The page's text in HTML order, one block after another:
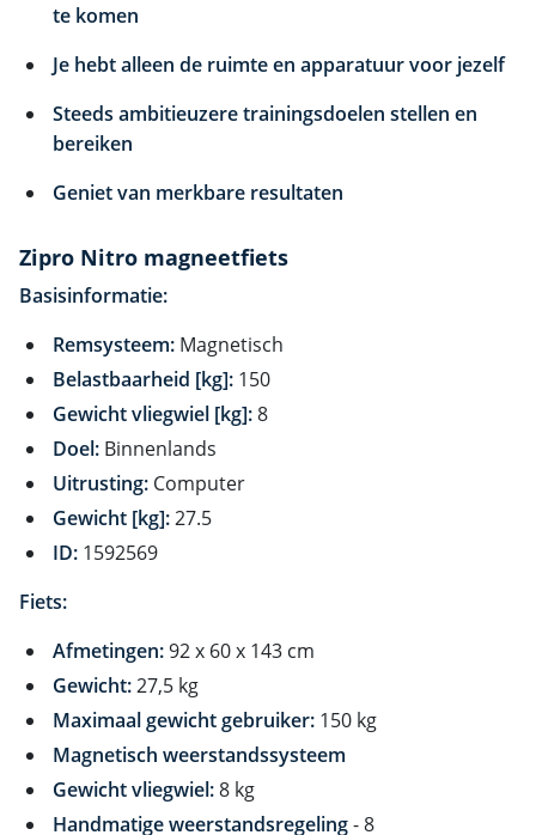
te komen
Je hebt alleen de ruimte en apparatuur voor jezelf
Steeds ambitieuzere trainingsdoelen stellen en
bereiken
Geniet van merkbare resultaten
Zipro Nitro magneetfiets
Basisinformatie:
Remsysteem: Magnetisch
Belastbaarheid [kg]: 150
Gewicht vliegwiel [kg]:8
Doel: Binnenlands
Uitrusting: Computer
Gewicht [kg]:27.5
ID: 1592569
Fiets:
Afmetingen:92 x 60 x 143 cm
Gewicht:27,5 kg
Maximaal gewicht gebruiker: 150 kg
Magnetisch weerstandssysteem
Gewicht vliegwiel:8 kg
Handmatige weerstandsregeling- 8